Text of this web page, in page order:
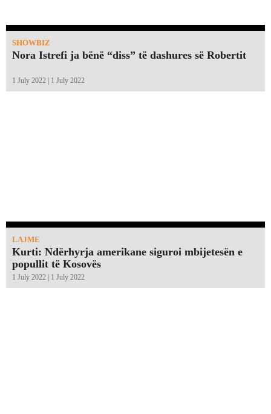
SHOWBIZ
Nora Istrefi ja bënë “diss” të dashures së Robertit
1 July 2022 | 1 July 2022
LAJME
Kurti: Ndërhyrja amerikane siguroi mbijetesën e
popullit të Kosovës
1 July 2022 | 1 July 2022